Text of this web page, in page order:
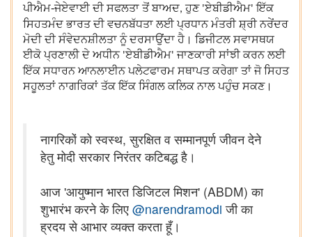
ਪੀਐਮ-ਜੇਏਵਾਈ ਦੀ ਸਫਲਤਾ ਤੋਂ ਬਾਅਦ,ਹੁਣ 'ਏਬੀਡੀਐਮ'ਇੱਕ
ਸਿਹਤਮੰਦ ਭਾਰਤ ਦੀ ਵਚਨਬੱਧਤਾ ਲਈ ਪ੍ਰਧਾਨ ਮੰਤਰੀ ਸ਼੍ਰੀ ਨਰੇਂਦਰ
ਮੋਦੀ ਦੀ ਸੰਵੇਦਨਸ਼ੀਲਤਾ ਨੂੰ ਦਰਸਾਉਂਦਾ ਹੈ। ਡਿਜੀਟਲ ਸਵਾਸਥਯ
ਈਕੋ ਪ੍ਰਣਾਲੀ ਦੇ ਅਧੀਨ 'ਏਬੀਡੀਐਮ'ਜਾਣਕਾਰੀ ਸਾਂਝੀ ਕਰਨ ਲਈ
ਇੱਕ ਸਧਾਰਨ ਆਨਲਾਈਨ ਪਲੇਟਫਾਰਮ ਸਥਾਪਤ ਕਰੇਗਾ ਤਾਂ ਜੋ ਸਿਹਤ
ਸਹੂਲਤਾਂ ਨਾਗਰਿਕਾਂ ਤੱਕ ਇੱਕ ਸਿੰਗਲ ਕਲਿਕ ਨਾਲ ਪਹੁੰਚ ਸਕਣ।
नागरिकों को स्वस्थ, सुरक्षित व सम्मानपूर्ण जीवन देने
हेतु मोदी सरकार निरंतर कटिबद्ध है।
आज 'आयुष्मान भारत डिजिटल मिशन' (ABDM) का
शुभारंभ करने के लिए @narendramodi जी का
ह्रदय से आभार व्यक्त करता हूँ।